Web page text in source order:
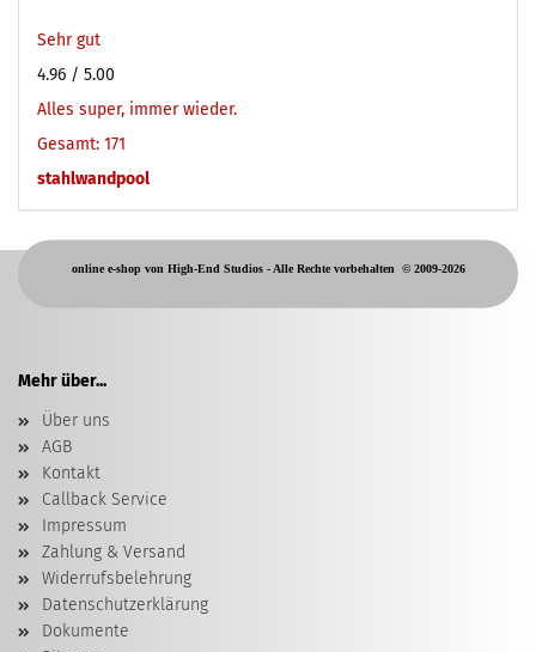
Sehr gut
4.96 / 5.00
Alles super, immer wieder.
Gesamt: 171
stahlwandpool
online e-shop von High-End Studios -Alle Rechte vorbehalten © 2009-2026
Mehr über...
Über uns
AGB
Kontakt
Callback Service
Impressum
Zahlung & Versand
Widerrufsbelehrung
Datenschutzerklärung
Dokumente